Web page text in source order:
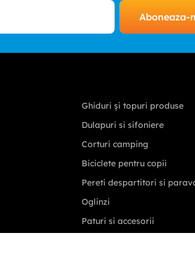
Aboneaza-
Ghiduri și topuri produse
Dulapuri si sifoniere
Corturi camping
Biciclete pentru copii
Pereti despartitori si
Oglinzi
Paturi si accesorii